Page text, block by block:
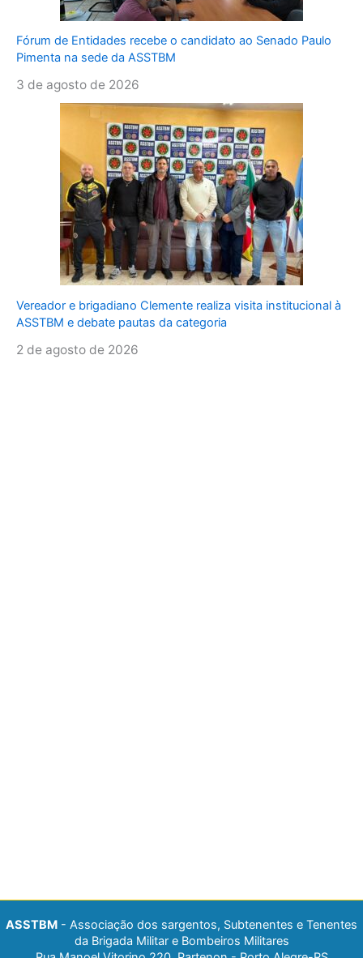
Fórum de Entidades recebe o candidato ao Senado Paulo
Pimenta na sede da ASSTBM
3 de agosto de 2026
Vereador e brigadiano Clemente realiza visita institucional à
ASSTBM e debate pautas da categoria
2 de agosto de 2026
ASSTBM - Associação dos sargentos, Subtenentes e Tenentes
da Brigada Militar e Bombeiros Militares